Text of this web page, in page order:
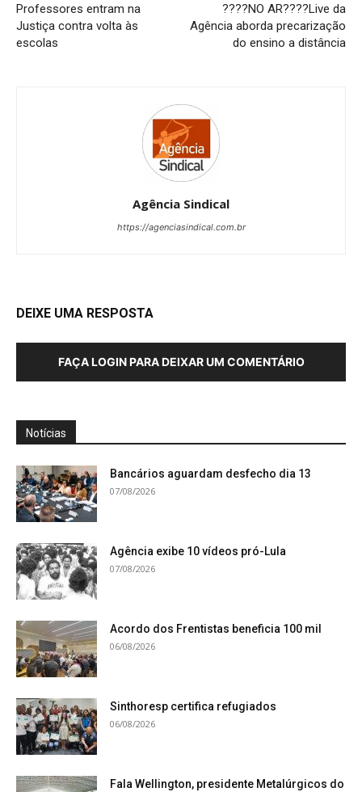
Professores entram na
Justiça contra volta às
escolas
????NO AR????Live da
Agência aborda precarização
do ensino a distância
Agência Sindical
https://agenciasindical.com.br
DEIXE UMA RESPOSTA
FAÇA LOGIN PARA DEIXAR UM COMENTÁRIO
Notícias
Bancários aguardam desfecho dia 13
07/08/2026
Agência exibe 10 vídeos pró-Lula
07/08/2026
Acordo dos Frentistas beneficia 100 mil
06/08/2026
Sinthoresp certifica refugiados
06/08/2026
Fala Wellington, presidente Metalúrgicos do